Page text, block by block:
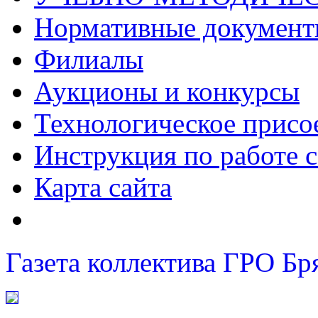
Нормативные
Филиалы
Аукционы и конкурсы
Технологическое
Инструкция по работе
Карта сайта
Газета коллектива ГРО